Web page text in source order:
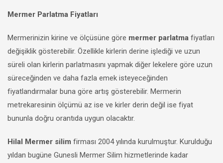
Mermer Parlatma Fiyatları
Mermerinizin kirine ve ölçüsüne göre mermer parlatma fiyatları
değişiklik gösterebilir. Özellikle kirlerin derine işlediği ve uzun
süreli olan kirlerin parlatmasını yapmak diğer lekelere göre uzun
süreceğinden ve daha fazla emek isteyeceğinden
fiyatlandırmalar buna göre artış gösterebilir. Mermerin
metrekaresinin ölçümü az ise ve kirler derin değil ise fiyat
bununla doğru orantıda uygun olacaktır.
Hilal Mermer silim firması 2004 yılında kurulmuştur. Kurulduğu
yıldan bugüne Gunesli Mermer Silim hizmetlerinde kadar